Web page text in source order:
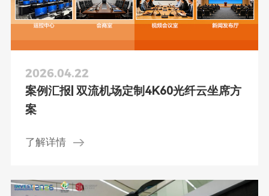
2026.04.22
案例汇报| 双流机场定制4K60光纤云坐席方
案
了解详情